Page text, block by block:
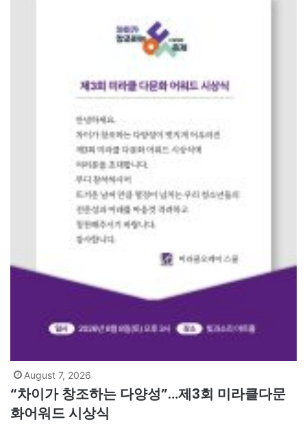
August 7, 2026
“차이가 창조하는 다양성”…제3회 미라클다문
화어워드 시상식